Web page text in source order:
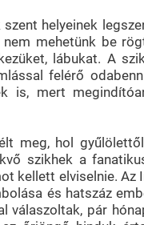
helyeinek
mehetünk be
lábukat. A
felérő
is, mert
meg, hol
szikhek a
kellett elviselnie. Az
és hatszáz
válaszoltak, pár